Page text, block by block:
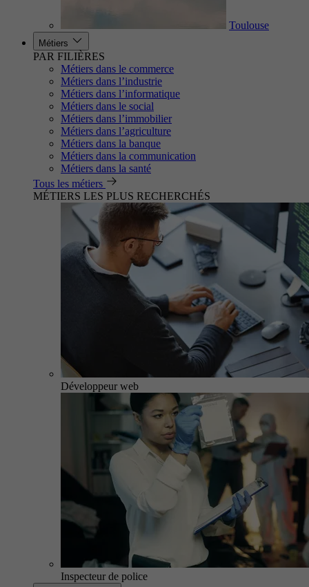
Toulouse
Métiers
PAR FILIÈRES
Métiers dans le commerce
Métiers dans l’industrie
Métiers dans l’informatique
Métiers dans le social
Métiers dans l’immobilier
Métiers dans l’agriculture
Métiers dans la banque
Métiers dans la communication
Métiers dans la santé
Tous les métiers
MÉTIERS LES PLUS RECHERCHÉS
Développeur web
Inspecteur de police